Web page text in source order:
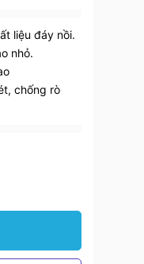
liệu đáy nồi.
nhỏ.
chống rò